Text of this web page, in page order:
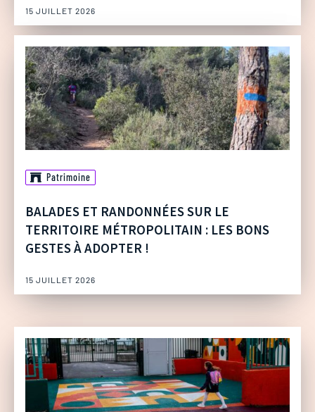
15 JUILLET 2026
Patrimoine
BALADES ET RANDONNÉES SUR LE
TERRITOIRE MÉTROPOLITAIN : LES BONS
GESTES À ADOPTER !
15 JUILLET 2026